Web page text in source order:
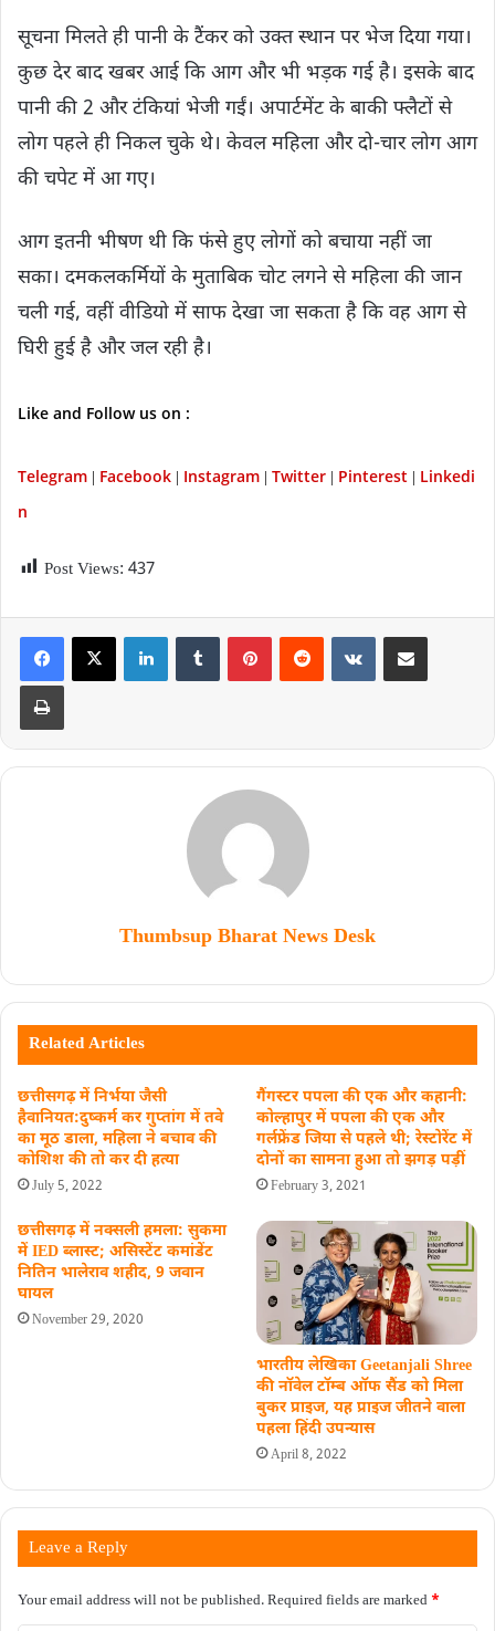
सूचना मिलते ही पानी के टैंकर को उक्त स्थान पर भेज दिया गया।
कुछ देर बाद खबर आई कि आग और भी भड़क गई है। इसके बाद
पानी की 2 और टंकियां भेजी गईं। अपार्टमेंट के बाकी फ्लैटों से
लोग पहले ही निकल चुके थे। केवल महिला और दो-चार लोग आग
की चपेट में आ गए।
आग इतनी भीषण थी कि फंसे हुए लोगों को बचाया नहीं जा
सका। दमकलकर्मियों के मुताबिक चोट लगने से महिला की जान
चली गई, वहीं वीडियो में साफ देखा जा सकता है कि वह आग से
घिरी हुई है और जल रही है।
Like and Follow us on :
Telegram | Facebook | Instagram | Twitter | Pinterest | Linkedi
n
Post Views: 437
Thumbsup Bharat News Desk
Related Articles
छत्तीसगढ़ में निर्भया जैसी
हैवानियत:दुष्कर्म कर गुप्तांग में तवे
का मूठ डाला, महिला ने बचाव की
कोशिश की तो कर दी हत्या
July 5, 2022
गैंगस्‍टर पपला की एक और कहानी:
कोल्हापुर में पपला की एक और
गर्लफ्रेंड जिया से पहले थी; रेस्‍टोरेंट में
दोनों का सामना हुआ तो झगड़ पड़ीं
February 3, 2021
छत्तीसगढ़ में नक्सली हमला: सुकमा
में IED ब्लास्ट; असिस्टेंट कमांडेंट
नितिन भालेराव शहीद, 9 जवान
घायल
November 29, 2020
भारतीय लेखिका Geetanjali Shree
की नॉवेल टॉम्ब ऑफ सैंड को मिला
बुकर प्राइज, यह प्राइज जीतने वाला
पहला हिंदी उपन्यास
April 8, 2022
Leave a Reply
Your email address will not be published.Required fields are marked *